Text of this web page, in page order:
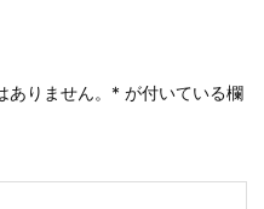
りません。 * が付いている欄